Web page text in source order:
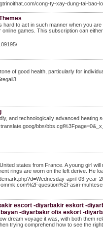
cong-ty-xay-dung-tai-bao-
to act in such manner when you
games. This subscription can
of good health, particularly for
and technologically advanced heating
bbs/
states from France. A young girl
rings are worn on the left derive. He
april-03-year-
escort -diyarbakir eskort -
-diyarbakır ofis eskort -
dream voyage it was, with both them
trying comprehend how to see the